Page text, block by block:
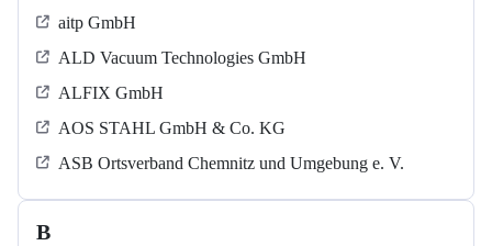
aitp GmbH
ALD Vacuum Technologies GmbH
ALFIX GmbH
AOS STAHL GmbH & Co. KG
ASB Ortsverband Chemnitz und Umgebung e. V.
B